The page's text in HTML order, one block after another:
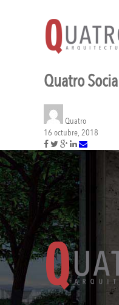
Quatro
Quatro
16 octubre, 2018